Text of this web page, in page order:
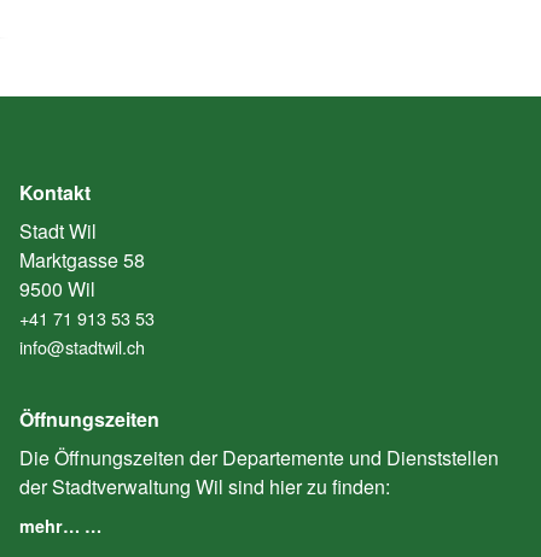
Kontakt
Stadt Wil
Marktgasse 58
9500 Wil
+41 71 913 53 53
info@stadtwil.ch
Öffnungszeiten
Die Öffnungszeiten der Departemente und Dienststellen
der Stadtverwaltung Wil sind hier zu finden:
mehr… …